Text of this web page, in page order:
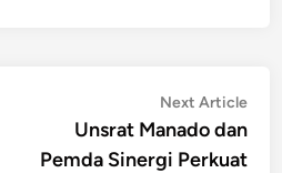
Next Article
Unsrat Manado dan
Pemda Sinergi Perkuat